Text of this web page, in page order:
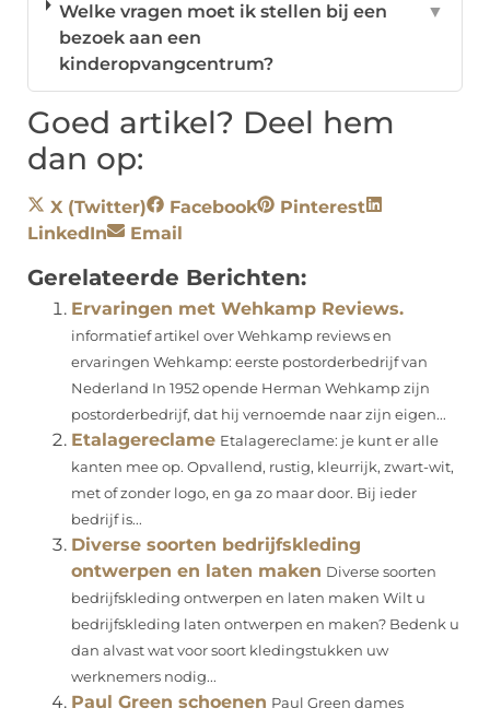
Welke vragen moet ik stellen bij een
bezoek aan een
kinderopvangcentrum?
▼
Goed artikel? Deel hem
dan op:
X (Twitter) Facebook
Pinterest
LinkedIn
Email
Gerelateerde Berichten:
Ervaringen met Wehkamp Reviews.
informatief artikel over Wehkamp reviews en
ervaringen Wehkamp: eerste postorderbedrijf van
Nederland In 1952 opende Herman Wehkamp zijn
postorderbedrijf, dat hij vernoemde naar zijn eigen...
Etalagereclame Etalagereclame: je kunt er alle
kanten mee op. Opvallend, rustig, kleurrijk, zwart-wit,
met of zonder logo, en ga zo maar door. Bij ieder
bedrijf is...
Diverse soorten bedrijfskleding
ontwerpen en laten maken Diverse soorten
bedrijfskleding ontwerpen en laten maken Wilt u
bedrijfskleding laten ontwerpen en maken? Bedenk u
dan alvast wat voor soort kledingstukken uw
werknemers nodig...
Paul Green schoenen Paul Green dames